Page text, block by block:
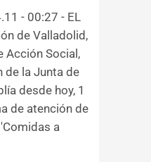
- 00:27 - EL
de Valladolid,
Acción Social,
de la Junta de
desde hoy, 1
de atención de
a